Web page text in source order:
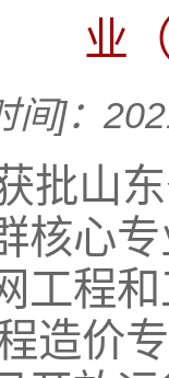
业
间]：
批山
核心
工程
造价